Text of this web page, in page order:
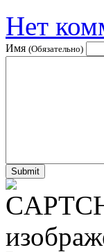
Нет
Имя (Обязательно)